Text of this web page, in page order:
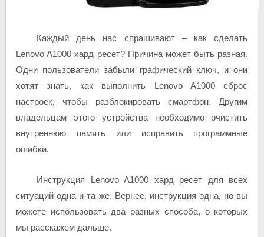
Каждый день нас спрашивают – как сделать
Lenovo A1000 хард ресет? Причина может быть разная.
Одни пользователи забыли графический ключ, и они
хотят знать, как выполнить Lenovo A1000 сброс
настроек, чтобы разблокировать смартфон. Другим
владельцам этого устройства необходимо очистить
внутреннюю память или исправить программные
ошибки.
Инструкция Lenovo A1000 хард ресет для всех
ситуаций одна и та же. Вернее, инструкция одна, но вы
можете использовать два разных способа, о которых
мы расскажем дальше.